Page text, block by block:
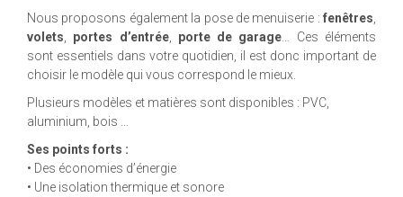
Nous proposons également la pose de menuiserie : fenêtres
volets
portes d’entrée, porte de garage … Ces éléments
sont essentiels dans votre quotidien, il est donc important de
choisir le modèle qui vous correspond le mieux.
Plusieurs modèles et matières sont disponibles : PVC,
aluminium, bois …
Ses points forts :
• Des économies d’énergie
• Une isolation thermique et sonore